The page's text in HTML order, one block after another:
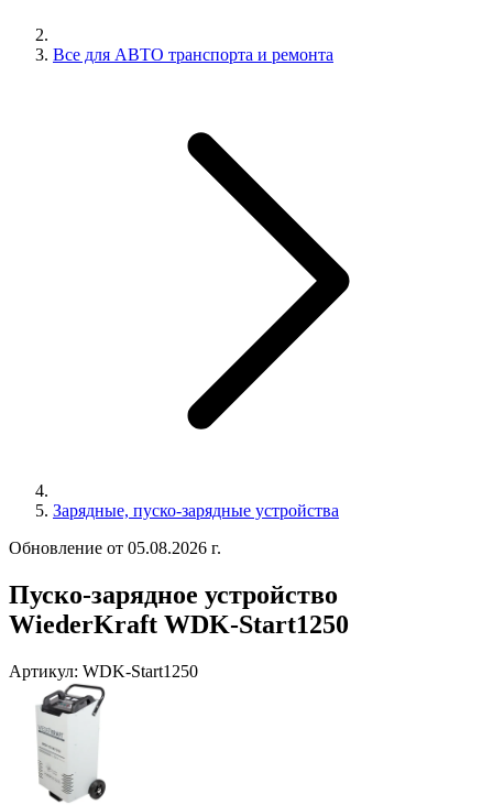
Все для АВТО транспорта и ремонта
Зарядные, пуско-зарядные устройства
Обновление от 05.08.2026 г.
Пуско-зарядное устройство
WiederKraft WDK-Start1250
Артикул: WDK-Start1250